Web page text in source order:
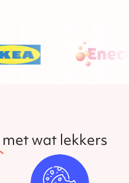
met wat lekkers